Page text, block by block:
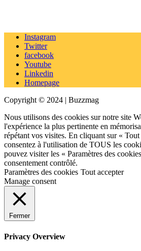
Instagram
Twitter
facebook
Youtube
Linkedin
Homepage
Copyright © 2024 | Buzzmag
Nous utilisons des cookies sur notre site
l'expérience la plus pertinente en
répétant vos visites. En cliquant sur «
consentez à l'utilisation de TOUS les
pouvez visiter les « Paramètres des
consentement contrôlé.
Paramètres des cookies Tout accepter
Manage consent
Fermer
Privacy Overview